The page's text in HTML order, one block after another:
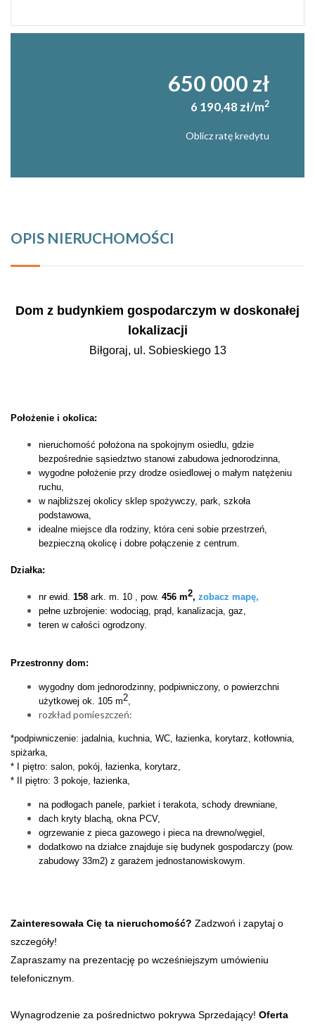
650 000 zł
6 190,48 zł/m2
Oblicz ratę kredytu
OPIS NIERUCHOMOŚCI
Dom z budynkiem gospodarczym w doskonałej
lokalizacji
Biłgoraj, ul. Sobieskiego 13
Położenie i okolica:
nieruchomość położona na spokojnym osiedlu, gdzie
bezpośrednie sąsiedztwo stanowi zabudowa jednorodzinna,
wygodne położenie przy drodze osiedlowej o małym natężeniu
ruchu,
w najbliższej okolicy sklep spożywczy, park, szkoła
podstawowa,
idealne miejsce dla rodziny, która ceni sobie przestrzeń,
bezpieczną okolicę i dobre połączenie z centrum.
Działka:
nr ewid. 158 ark. m. 10 , pow. 456 m2, zobacz mapę,
pełne uzbrojenie: wodociąg, prąd, kanalizacja, gaz,
teren w całości ogrodzony.
Przestronny dom:
wygodny dom jednorodzinny, podpiwniczony, o powierzchni
użytkowej ok. 105 m2
rozkład pomieszczeń:
*podpiwniczenie: jadalnia, kuchnia, WC, łazienka, korytarz, kotłownia,
spiżarka,
* I piętro: salon, pokój, łazienka, korytarz,
* II piętro: 3 pokoje, łazienka,
na podłogach panele, parkiet i terakota, schody drewniane,
dach kryty blachą, okna PCV,
ogrzewanie z pieca gazowego i pieca na drewno/węgiel,
dodatkowo na działce znajduje się budynek gospodarczy (pow.
zabudowy 33m2) z garażem jednostanowiskowym.
Zainteresowała Cię ta nieruchomość? Zadzwoń i zapytaj o
szczegóły!
Zapraszamy na prezentację po wcześniejszym umówieniu
telefonicznym.
Wynagrodzenie za pośrednictwo pokrywa Sprzedający! Oferta